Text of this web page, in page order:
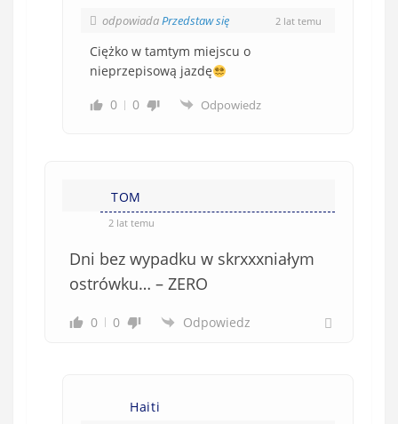
odpowiadaPrzedstaw się 2 lat temu
Ciężko w tamtym miejscu o
nieprzepisową jazdę
0
0 Odpowiedz
TOM
2 lat temu
Dni bez wypadku w skrxxxniałym
ostrówku… – ZERO
0 0 Odpowiedz
Haiti